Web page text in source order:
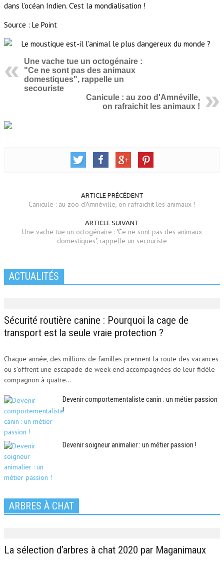
dans l’océan Indien. C’est la mondialisation !
Source : Le Point
Une vache tue un octogénaire :
"Ce ne sont pas des animaux
domestiques", rappelle un
secouriste
Canicule : au zoo d'Amnéville,
on rafraichit les animaux !
ARTICLE PRÉCÉDENT
Canicule : au zoo d'Amnéville, on rafraichit les animaux !
ARTICLE SUIVANT
Une vache tue un octogénaire : "Ce ne sont pas des animaux
domestiques", rappelle un secouriste
ACTUALITÉS
Sécurité routière canine : Pourquoi la cage de
transport est la seule vraie protection ?
Chaque année, des millions de familles prennent la route des vacances
ou s'offrent une escapade de week-end accompagnées de leur fidèle
compagnon à quatre...
Devenir comportementaliste canin : un métier passion
!
Devenir soigneur animalier : un métier passion !
ARBRES À CHAT
La sélection d’arbres à chat 2020 par Maganimaux